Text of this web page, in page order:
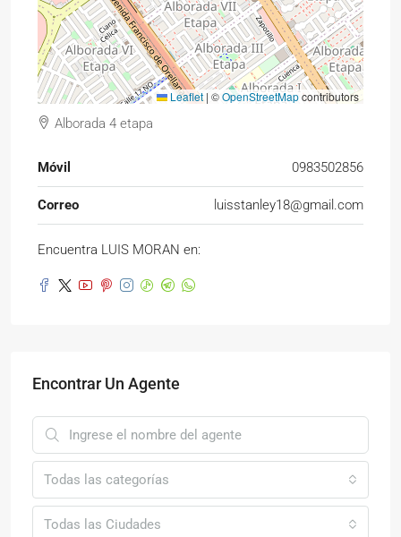
Leaflet | ©OpenStreetMapcontributors
Alborada 4 etapa
Móvil 0983502856
Correo luisstanley18@gmail.com
Encuentra LUIS MORAN en:
Encontrar Un Agente
Todas las categorías
Todas las Ciudades